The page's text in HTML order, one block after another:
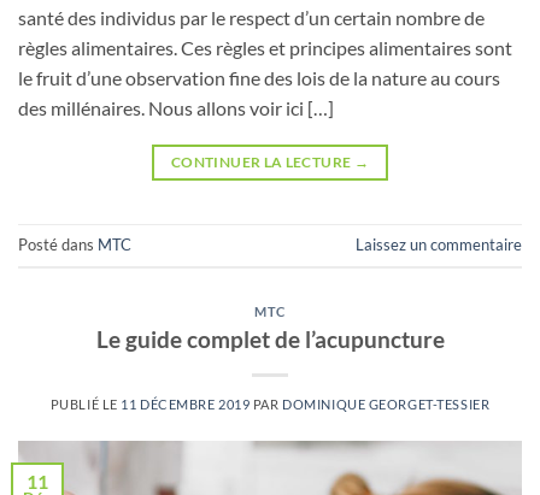
santé des individus par le respect d’un certain nombre de
règles alimentaires. Ces règles et principes alimentaires sont
le fruit d’une observation fine des lois de la nature au cours
des millénaires. Nous allons voir ici […]
CONTINUER LA LECTURE →
Posté dans MTC Laissez un commentaire
MTC
Le guide complet de l’acupuncture
PUBLIÉ LE 11 DÉCEMBRE 2019 PAR DOMINIQUE GEORGET-TESSIER
11